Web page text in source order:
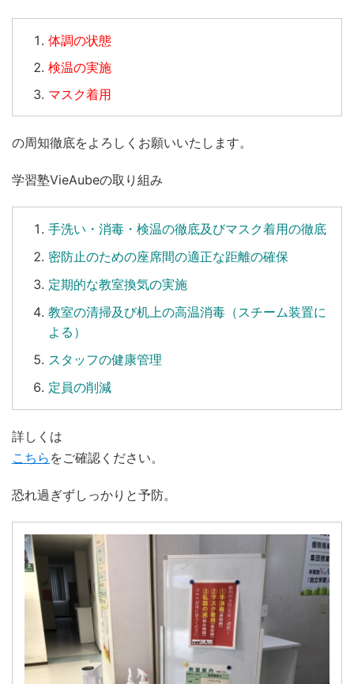
体調の状態
検温の実施
マスク着用
の周知徹底をよろしくお願いいたします。
学習塾VieAubeの取り組み
手洗い ・ 消毒 ・ 検温の徹底及びマスク着用の徹底
密防止のための座席間の適正な距離の確保
定期的な教室換気の実施
教室の清掃及び机上の高温消毒（スチーム装置に
よる）
スタッフの健康管理
定員の削減
詳しくは
こちら をご確認ください。
恐れ過ぎずしっかりと予防。